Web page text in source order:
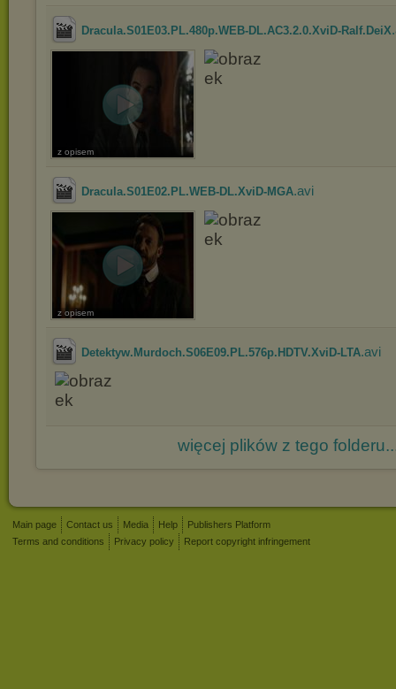
Dracula.S01E03.PL.480p.WEB-DL.AC3.2.0.XviD-Ralf.DeiX
z opisem
Dracula.S01E02.PL.WEB-DL.XviD-MGA.avi
z opisem
Detektyw.Murdoch.S06E09.PL.576p.HDTV.XviD-LTA.avi
więcej plików z tego
Main page Contact us Media Help
Publishers Platform
Terms and conditions
Privacy policy Report copyright infringement